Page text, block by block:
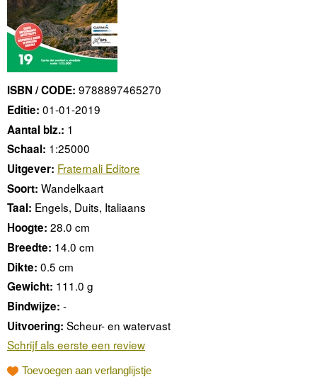
ISBN / CODE: 9788897465270
Editie: 01-01-2019
Aantal blz.: 1
Schaal: 1:25000
Uitgever: Fraternali Editore
Soort: Wandelkaart
Taal: Engels, Duits, Italiaans
Hoogte: 28.0 cm
Breedte: 14.0 cm
Dikte: 0.5 cm
Gewicht: 111.0 g
Bindwijze: -
Uitvoering: Scheur- en watervast
Schrijf als eerste een review
Toevoegen aan verlanglijstje